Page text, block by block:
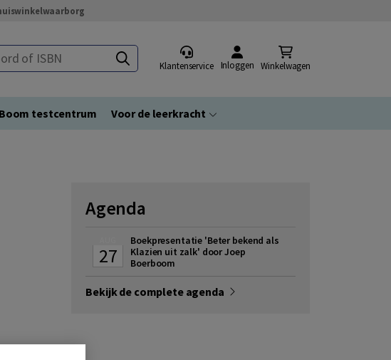
ISBN
Klantenservice Inloggen Winkelwagen
Boom testcentrum Voor de leerkracht
Agenda
27
Boekpresentatie 'Beter bekend als
Klazien uit zalk' door Joep
Boerboom
Bekijk de complete agenda